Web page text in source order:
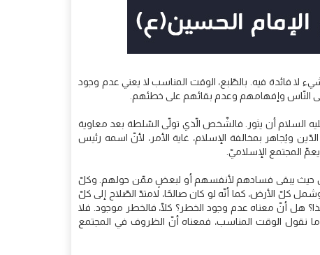
لا فائدة فيه. بالطّبع، الوقت المناسب لا يعني عدم وجود
إلى النّاس وإفهامهم وعدم بقائهم على خطئهم.
السلام أن يثور. فالشّخص الّذي تولّى السّلطة بعد معاوية
ويُجاهر بمخالفة الإسلام، غاية الأمر، لأنّ اسمه رئيس
المجتمع الإسلاميّ.
حيث يبقى فسادهم لأنفسهم أو لبعضٍ ممّن حولهم. وكلّ
الأرض، كما أنّه لو كان صالحًا، لامتدّ الصّلاح إلى كلّ
هل أنّ معناه عدم وجود الخطر؟ كلّا، فالخطر موجود. فلا
نقول الوقت المناسب، فمعناه أنّ الظروف في المجتمع